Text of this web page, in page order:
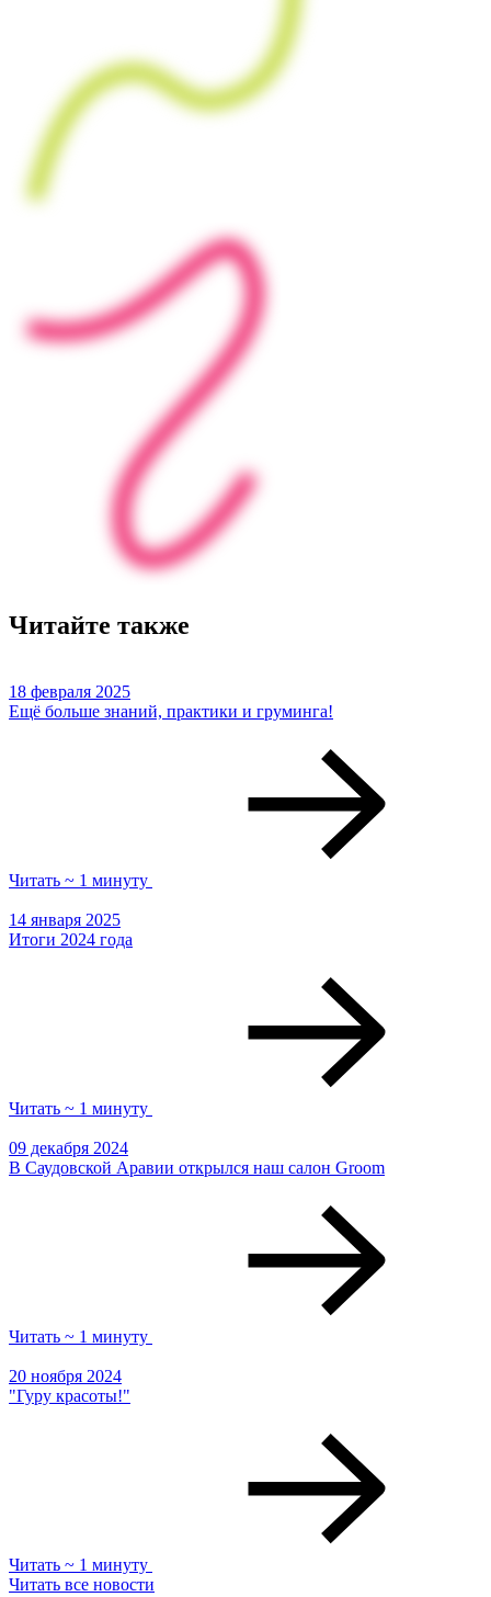
Читайте также
18 февраля 2025
Ещё больше знаний, практики и груминга!
Читать ~ 1 минуту
14 января 2025
Итоги 2024 года
Читать ~ 1 минуту
09 декабря 2024
В Саудовской Аравии открылся наш салон Groom
Читать ~ 1 минуту
20 ноября 2024
"Гуру красоты!"
Читать ~ 1 минуту
Читать все новости